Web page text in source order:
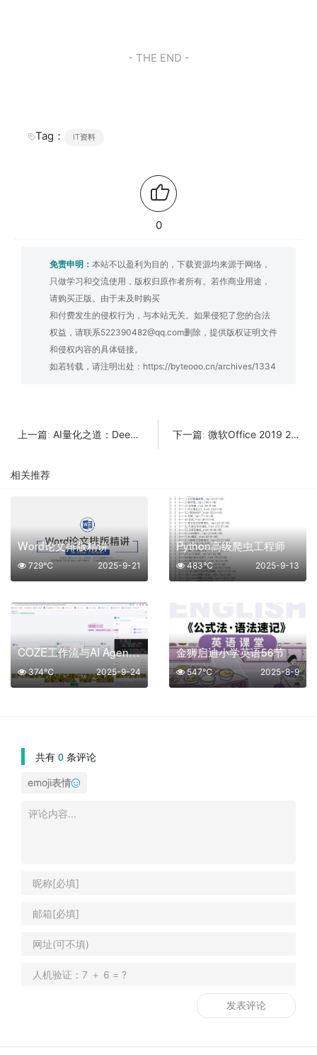
- THE END -
Tag： IT资料
0
免责申明： 本站不以盈利为目的，下载资源均来源于网络，
只做学习和交流使用，版权归原作者所有。若作商业用途，
请购买正版。由于未及时购买
和付费发生的侵权行为，与本站无关。如果侵犯了您的合法
权益，请联系522390482@qq.com删除，提供版权证明文件
和侵权内容的具体链接。
如若转载，请注明出处： https://byteooo.cn/archives/1334
上一篇: AI量化之道：DeepSeek+Python让量化交易插上翅膀 下一篇: 微软Office 2019 25年9月授权版
相关推荐
Word论文排版精讲
2025-9-21
729℃
Python高级爬虫工程师
2025-9-13
483℃
COZE工作流与AI Agent实战应用 的完整课程
2025-9-24
374℃
金狮启迪小学英语56节
2025-8-9
547℃
共有 0 条评论
emoji表情